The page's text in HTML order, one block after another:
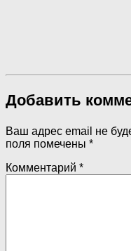
Добавить
Ваш адрес email не
поля помечены *
Комментарий *